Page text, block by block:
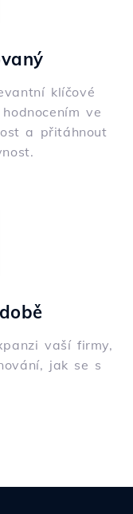
klíčové
ve
a přitáhnout
vaší firmy,
jak se s